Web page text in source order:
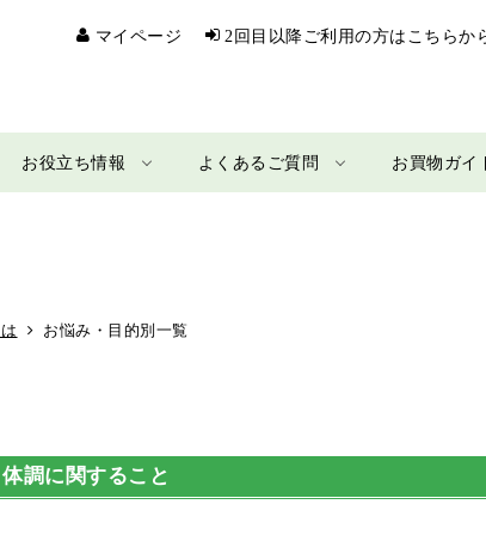
マイページ 2回目以降ご利用の方はこちらか
お役立ち情報 よくあるご質問 お買物ガイ
お悩み・目的別一覧
体調に関すること